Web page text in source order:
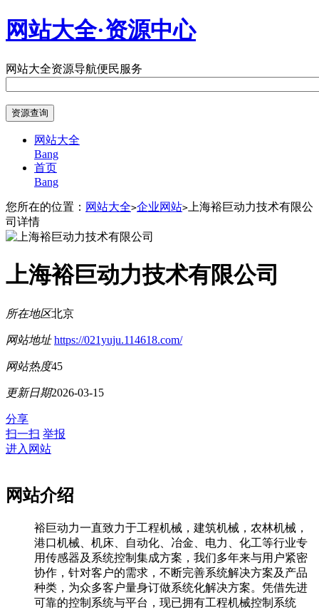
网站大全·资源中心
网站大全资源导航便民服务
网站大全
Bang
首页
Bang
您所在的位置： 网站大全>企业网站> 上海裕巨动力技术有限公
司详情
上海裕巨动力技术有限公司
所在地区北京
网站地址 https://021yuju.114618.com/
网站热度45
更新日期2026-03-15
分享
扫一扫 举报
进入网站
网站介绍
裕巨动力一直致力于工程机械，建筑机械，农林机械，
港口机械、机床、自动化、冶金、电力、化工等行业专
用传感器及系统控制集成方案，我们多年来与用户紧密
协作，针对客户的需求，不断完善系统解决方案及产品
种类，为众多客户量身订做系统化解决方案。凭借先进
可靠的控制系统与平台，现已拥有工程机械控制系统